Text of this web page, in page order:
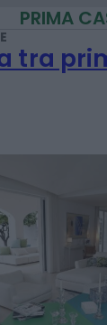
PRIMA
tra